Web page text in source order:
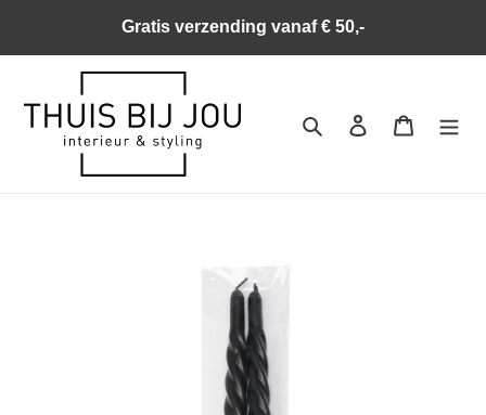
de
Gratis verzending vanaf € 50,-
Zoeken Aanmelden